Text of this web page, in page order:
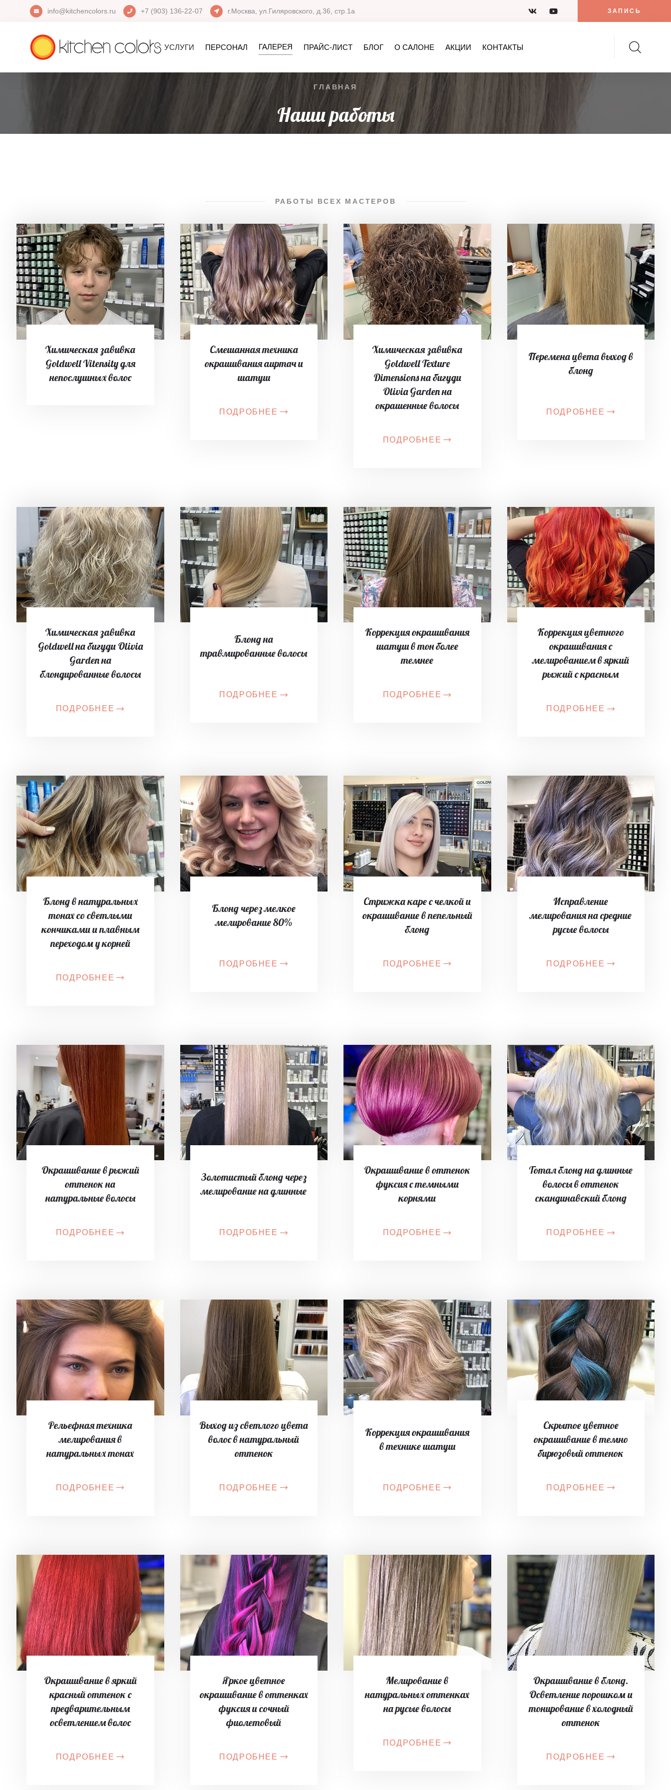
info@kitchencolors.ru +7 (903) 136-22-07 г.Москва, ул.Гиляровского, д.36, стр.1а ЗАПИСЬ
УСЛУГИ ПЕРСОНАЛ ГАЛЕРЕЯ ПРАЙС-ЛИСТ БЛОГ О САЛОНЕ АКЦИИ КОНТАКТЫ
ГЛАВНАЯ
Наши работы
РАБОТЫ ВСЕХ МАСТЕРОВ
Химическая завивка
Goldwell Vitensity для
непослушных волос
Смешанная техника
окрашивания аиртач и
шатуш
ПОДРОБНЕЕ
Химическая завивка
Goldwell Texture
Dimensions на бигуди
Olivia Garden на
окрашенные волосы
ПОДРОБНЕЕ
Перемена цвета выход в
блонд
ПОДРОБНЕЕ
Химическая завивка
Goldwell на бигуди Olivia
Garden на
блондированные волосы
ПОДРОБНЕЕ
Блонд на
травмированные волосы
ПОДРОБНЕЕ
Коррекция окрашивания
шатуш в тон более
темнее
ПОДРОБНЕЕ
Коррекция цветного
окрашивания с
мелированием в яркий
рыжий с красным
ПОДРОБНЕЕ
Блонд в натуральных
тонах со светлыми
кончиками и плавным
переходом у корней
ПОДРОБНЕЕ
Блонд через мелкое
мелирование 80%
ПОДРОБНЕЕ
Стрижка каре с челкой и
окрашивание в пепельный
блонд
ПОДРОБНЕЕ
Исправление
мелирования на средние
русые волосы
ПОДРОБНЕЕ
Окрашивание в рыжий
оттенок на
натуральные волосы
ПОДРОБНЕЕ
Золотистый блонд через
мелирование на длинные
ПОДРОБНЕЕ
Окрашивание в оттенок
фуксия с темными
корнями
ПОДРОБНЕЕ
Тотал блонд на длинные
волосы в оттенок
скандинавский блонд
ПОДРОБНЕЕ
Рельефная техника
мелирования в
натуральных тонах
ПОДРОБНЕЕ
Выход из светлого цвета
волос в натуральный
оттенок
ПОДРОБНЕЕ
Коррекция окрашивания
в технике шатуш
ПОДРОБНЕЕ
Скрытое цветное
окрашивание в темно
бирюзовый оттенок
ПОДРОБНЕЕ
Окрашивание в яркий
красный оттенок с
предварительным
осветлением волос
ПОДРОБНЕЕ
Яркое цветное
окрашивание в оттенках
фуксия и сочный
фиолетовый
ПОДРОБНЕЕ
Мелирование в
натуральных оттенках
на русые волосы
ПОДРОБНЕЕ
Окрашивание в блонд.
Осветление порошком и
тонирование в холодный
оттенок
ПОДРОБНЕЕ